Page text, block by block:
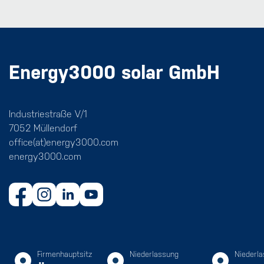
Energy3000 solar GmbH
Industriestraße V/1
7052 Müllendorf
office(at)energy3000.com
energy3000.com
Firmenhauptsitz Niederlassung